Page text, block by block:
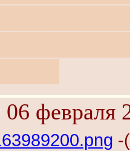
февраля
-(